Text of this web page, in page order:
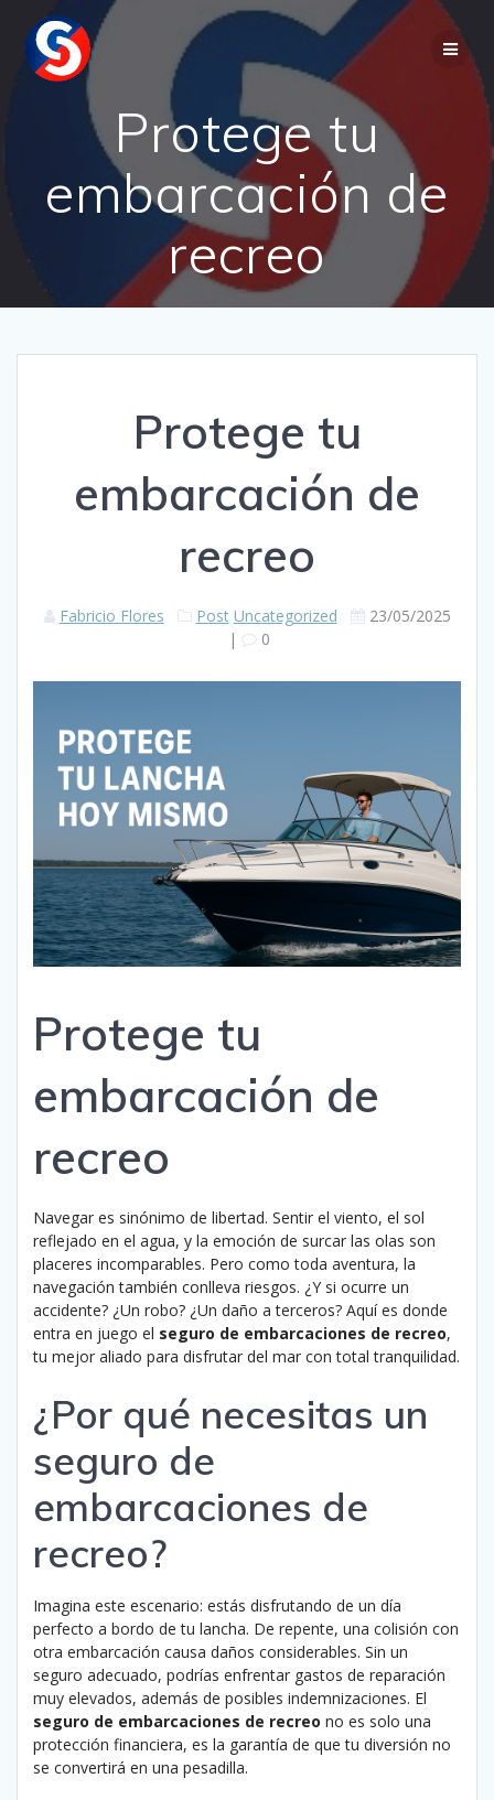
Saltar
contenido
Protege tu
embarcación de
recreo
Protege tu
embarcación de
recreo
Fabricio Flores Post Uncategorized
23/05/2025
|
0
Protege tu
embarcación de
recreo
Navegar es sinónimo de libertad. Sentir el viento, el sol
reflejado en el agua, y la emoción de surcar las olas son
placeres incomparables. Pero como toda aventura, la
navegación también conlleva riesgos. ¿Y si ocurre un
accidente? ¿Un robo? ¿Un daño a terceros? Aquí es donde
entra en juego el seguro de embarcaciones de recreo,
tu mejor aliado para disfrutar del mar con total tranquilidad.
¿Por qué necesitas un
seguro de
embarcaciones de
recreo?
Imagina este escenario: estás disfrutando de un día
perfecto a bordo de tu lancha. De repente, una colisión con
otra embarcación causa daños considerables. Sin un
seguro adecuado, podrías enfrentar gastos de reparación
muy elevados, además de posibles indemnizaciones. El
seguro de embarcaciones de recreo no es solo una
protección financiera, es la garantía de que tu diversión no
se convertirá en una pesadilla.